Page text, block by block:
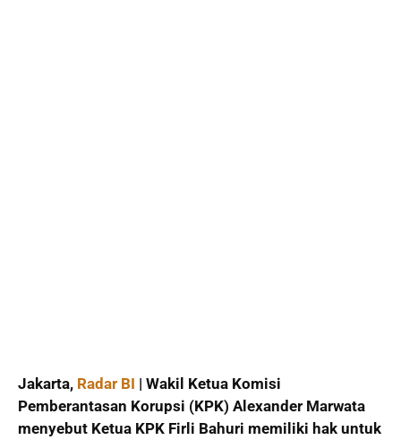
Jakarta, Radar BI | Wakil Ketua Komisi
Pemberantasan Korupsi (KPK) Alexander Marwata
menyebut Ketua KPK Firli Bahuri memiliki hak untuk